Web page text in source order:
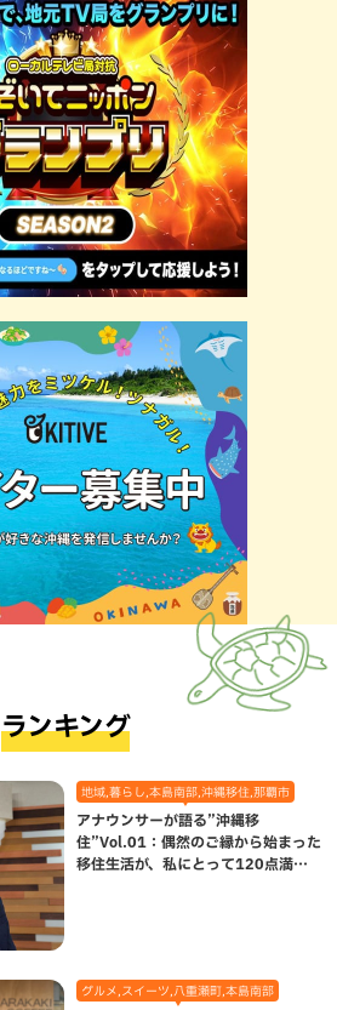
ランキング
地域,暮らし,本島南部,沖縄移住,那覇市
アナウンサーが語る”沖縄移
住”Vol.01：偶然のご縁から始まった
移住生活が、私にとって120点満点
グルメ,スイーツ,八重瀬町,本島南部